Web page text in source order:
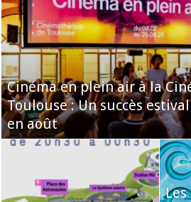
Cinéma en plein air à la
Toulouse : Un succès
en août
Les